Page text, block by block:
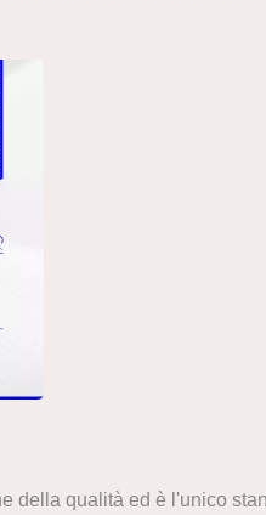
della qualità ed è l'unico